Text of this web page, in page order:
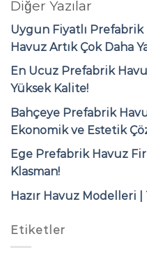
Diğer Yazılar
Uygun Fiyatlı
Havuz Artık Çok Daha
En Ucuz Prefabrik
Yüksek Kalite!
Bahçeye Prefabrik
Ekonomik ve Estetik
Ege Prefabrik Havuz
Klasman!
Hazır Havuz Modelleri |
Etiketler